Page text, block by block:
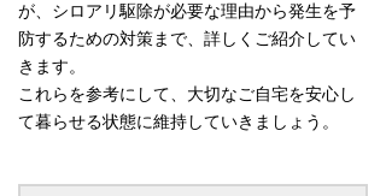
が、シロアリ駆除が必要な理由から発生を予
防するための対策まで、詳しくご紹介してい
きます。
これらを参考にして、大切なご自宅を安心し
て暮らせる状態に維持していきましょう。